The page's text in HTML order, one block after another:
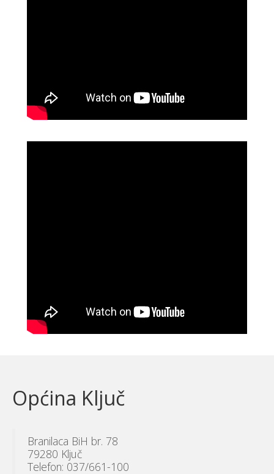
Općina Ključ
Branilaca BiH br. 78
79280 Ključ
Telefon: 037/661-100